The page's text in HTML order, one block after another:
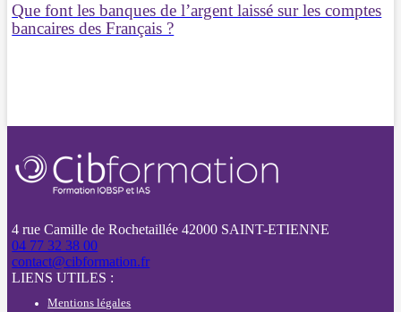
Que font les banques de l’argent laissé sur les comptes
bancaires des Français ?
4 rue Camille de Rochetaillée 42000 SAINT-ETIENNE
04 77 32 38 00
contact@cibformation.fr
LIENS UTILES :
Mentions légales